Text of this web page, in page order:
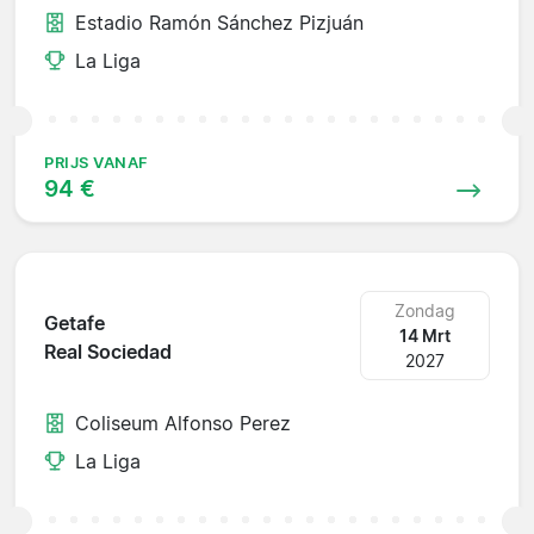
Estadio Ramón Sánchez Pizjuán
La Liga
PRIJS VANAF
94 €
Getafe
Real Sociedad
Zondag
14 Mrt
2027
Coliseum Alfonso Perez
La Liga